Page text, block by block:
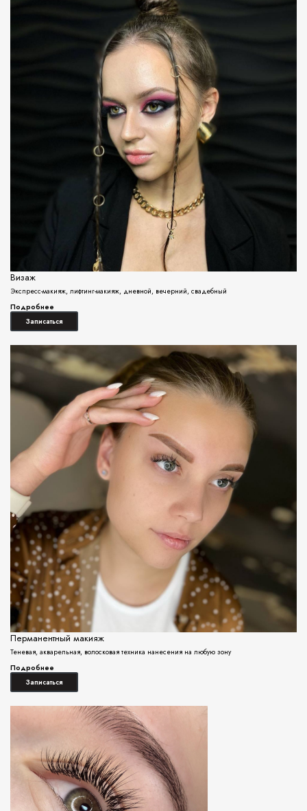
Визаж
Экспресс-макияж, лифтинг-макияж, дневной, вечерний, свадебный
Подробнее
Записаться
Перманентный макияж
Теневая, акварельная, волосковая техника нанесения на любую зону
Подробнее
Записаться